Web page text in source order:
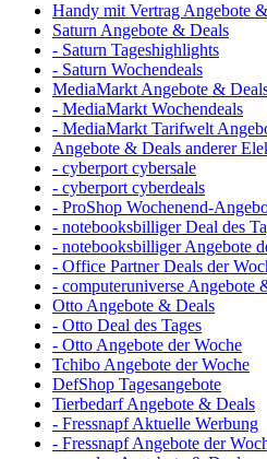
Handy mit Vertrag Angebote
Saturn Angebote & Deals
- Saturn Tageshighlights
- Saturn Wochendeals
MediaMarkt Angebote &
- MediaMarkt Wochendeals
- MediaMarkt Tarifwelt
Angebote & Deals anderer
- cyberport cybersale
- cyberport cyberdeals
- ProShop Wochenend-
- notebooksbilliger Deal des
- notebooksbilliger Angebote
- Office Partner Deals der
- computeruniverse Angebote
Otto Angebote & Deals
- Otto Deal des Tages
- Otto Angebote der Woche
Tchibo Angebote der Woche
DefShop Tagesangebote
Tierbedarf Angebote & Deals
- Fressnapf Aktuelle Werbung
- Fressnapf Angebote der